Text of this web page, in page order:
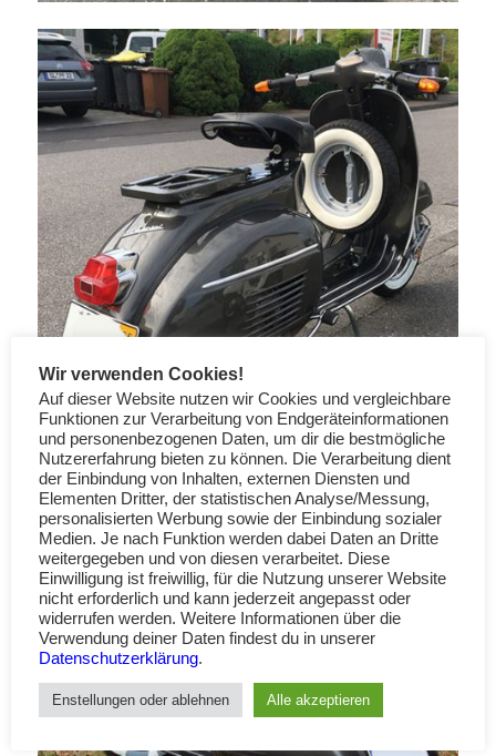
Wir verwenden Cookies!
Auf dieser Website nutzen wir Cookies und vergleichbare
Funktionen zur Verarbeitung von Endgeräteinformationen
und personenbezogenen Daten, um dir die bestmögliche
Nutzererfahrung bieten zu können. Die Verarbeitung dient
der Einbindung von Inhalten, externen Diensten und
Elementen Dritter, der statistischen Analyse/Messung,
personalisierten Werbung sowie der Einbindung sozialer
Medien. Je nach Funktion werden dabei Daten an Dritte
weitergegeben und von diesen verarbeitet. Diese
Einwilligung ist freiwillig, für die Nutzung unserer Website
nicht erforderlich und kann jederzeit angepasst oder
widerrufen werden. Weitere Informationen über die
Verwendung deiner Daten findest du in unserer
Datenschutzerklärung.
Enstellungen oder ablehnen Alle akzeptieren